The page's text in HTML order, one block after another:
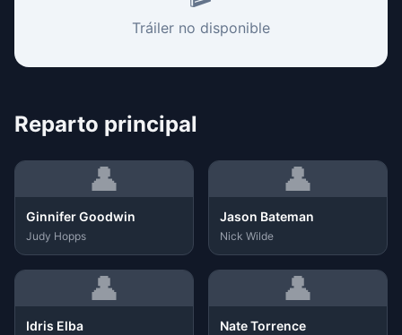
Tráiler no disponible
Reparto principal
👤
Ginnifer Goodwin
Judy Hopps
👤
Jason Bateman
Nick Wilde
👤
Idris Elba
👤
Nate Torrence